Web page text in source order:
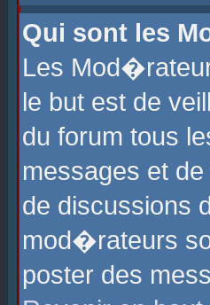
Qui sont les
Les
le but est de
du forum tous
messages et
de
mod�rateurs
poster des